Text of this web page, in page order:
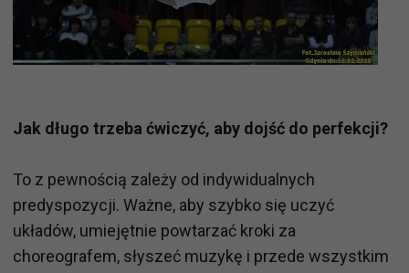
Jak długo trzeba ćwiczyć, aby dojść do perfekcji?
To z pewnością zależy od indywidualnych
predyspozycji. Ważne, aby szybko się uczyć
układów, umiejętnie powtarzać kroki za
choreografem, słyszeć muzykę i przede wszystkim